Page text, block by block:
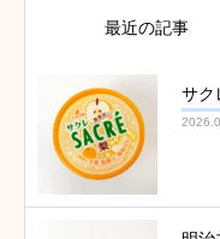
最近の記事
サク